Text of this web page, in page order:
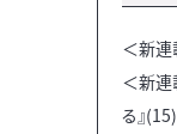
＜新連
＜新連
る』(15)